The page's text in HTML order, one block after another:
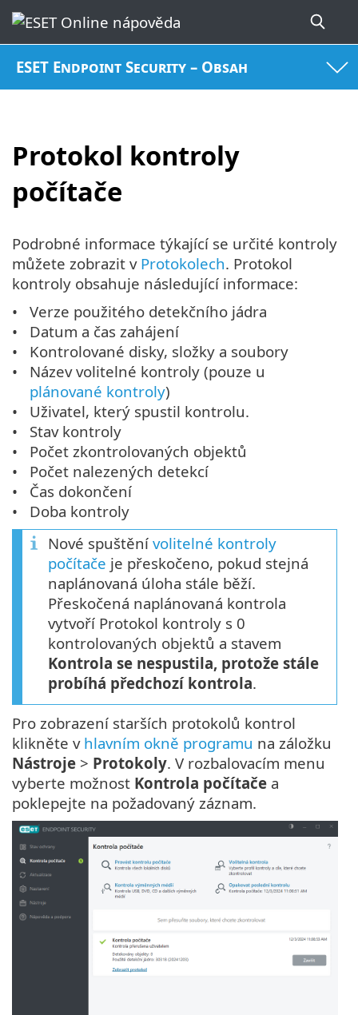
ESET Endpoint Security – Obsah
Protokol kontroly
počítače
Podrobné informace týkající se určité kontroly
můžete zobrazit v Protokolech. Protokol
kontroly obsahuje následující informace:
Verze použitého detekčního jádra
Datum a čas zahájení
Kontrolované disky, složky a soubory
Název volitelné kontroly (pouze u
plánované kontroly)
Uživatel, který spustil kontrolu.
Stav kontroly
Počet zkontrolovaných objektů
Počet nalezených detekcí
Čas dokončení
Doba kontroly
Nové spuštění volitelné kontroly
počítače je přeskočeno, pokud stejná
naplánovaná úloha stále běží.
Přeskočená naplánovaná kontrola
vytvoří Protokol kontroly s 0
kontrolovaných objektů a stavem
Kontrola se nespustila, protože stále
probíhá předchozí kontrola.
Pro zobrazení starších protokolů kontrol
klikněte vhlavním okně programu na záložku
Nástroje > Protokoly. V rozbalovacím menu
vyberte možnost Kontrola počítače a
poklepejte na požadovaný záznam.